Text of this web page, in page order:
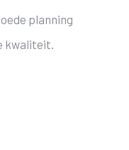
planning
kwaliteit.